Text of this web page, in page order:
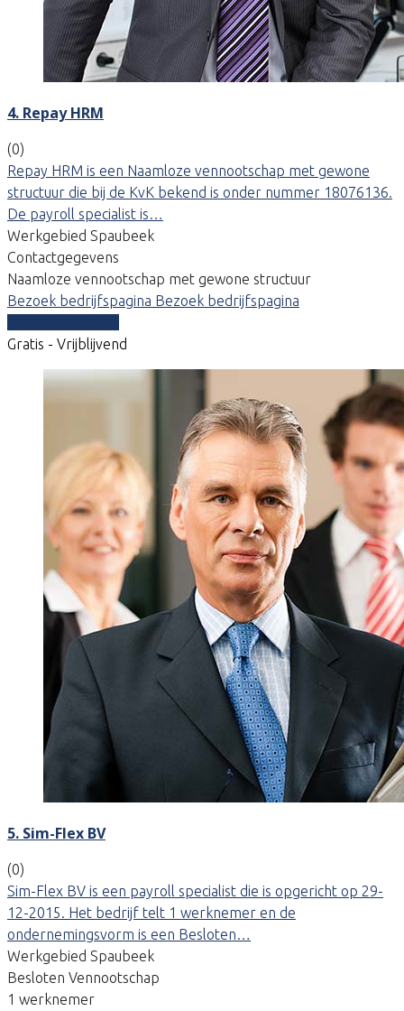
4. Repay HRM
(0)
Repay HRM is een Naamloze vennootschap met gewone
structuur die bij de KvK bekend is onder nummer 18076136.
De payroll specialist is…
Werkgebied Spaubeek
Contactgegevens
Naamloze vennootschap met gewone structuur
Bezoek bedrijfspagina Bezoek bedrijfspagina
Gratis - Vrijblijvend
5. Sim-Flex BV
(0)
Sim-Flex BV is een payroll specialist die is opgericht op 29-
12-2015. Het bedrijf telt 1 werknemer en de
ondernemingsvorm is een Besloten…
Werkgebied Spaubeek
Besloten Vennootschap
1 werknemer